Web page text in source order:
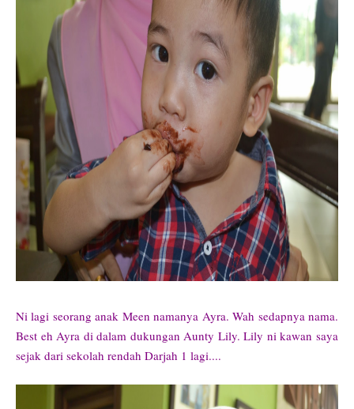
Ni lagi seorang anak Meen namanya Ayra. Wah sedapnya nama.
Best eh Ayra di dalam dukungan Aunty Lily. Lily ni kawan saya
sejak dari sekolah rendah Darjah 1 lagi....